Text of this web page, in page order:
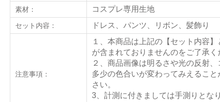
素材： コスプレ専用生地
セット内容： ドレス、パンツ、 リボン、髪飾り
注意事項：
１、本商品は上記の【セット内容
が含まれておりませんのをご了承く
２、商品画像は明るさや光の反射
多少の色合いが変わってみえるこ
さい。
3、計測に付きましては手測りとな